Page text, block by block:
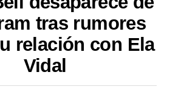
tras rumores
relación con Ela
Vidal